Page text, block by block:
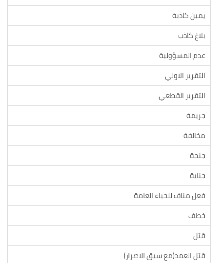
يمين كاذبة
بلاغ كاذب
عدم المسؤولية
التقرير الاولي
التقرير القطعي
جريمة
مخالفة
جنحة
جناية
فعل مناف للحياء العامة
خطف
قتل
قتل العمد(مع سبق الاصرار)